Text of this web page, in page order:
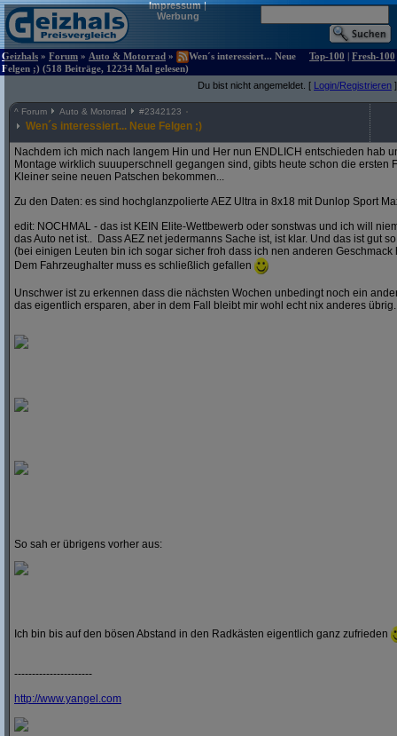
Impressum|
Werbung
Geizhals » Forum » Auto & Motorrad »
Wen´s interessiert... Neue
Felgen ;) (518 Beiträge, 12234 Mal gelesen)
Top-100 | Fresh-100
Du bist nicht angemeldet. [ Login/Registrieren ]
^ Forum Auto & Motorrad #2342123
Wen´s interessiert... Neue Felgen ;)
Nachdem ich mich nach langem Hin und Her nun ENDLICH entschieden hab
Montage wirklich suuuperschnell gegangen sind, gibts heute schon die ersten
Kleiner seine neuen Patschen bekommen...
Zu den Daten: es sind hochglanzpolierte AEZ Ultra in 8x18 mit Dunlop Sport
edit: NOCHMAL - das ist KEIN Elite-Wettbewerb oder sonstwas und ich will
das Auto net ist.. Dass AEZ net jedermanns Sache ist, ist klar. Und das ist gut
(bei einigen Leuten bin ich sogar sicher froh dass ich nen anderen Geschmack
Dem Fahrzeughalter muss es schließlich gefallen
Unschwer ist zu erkennen dass die nächsten Wochen unbedingt noch ein
das eigentlich ersparen, aber in dem Fall bleibt mir wohl echt nix anderes
So sah er übrigens vorher aus:
Ich bin bis auf den bösen Abstand in den Radkästen eigentlich ganz zufrieden
----------------------
http://www.yangel.com